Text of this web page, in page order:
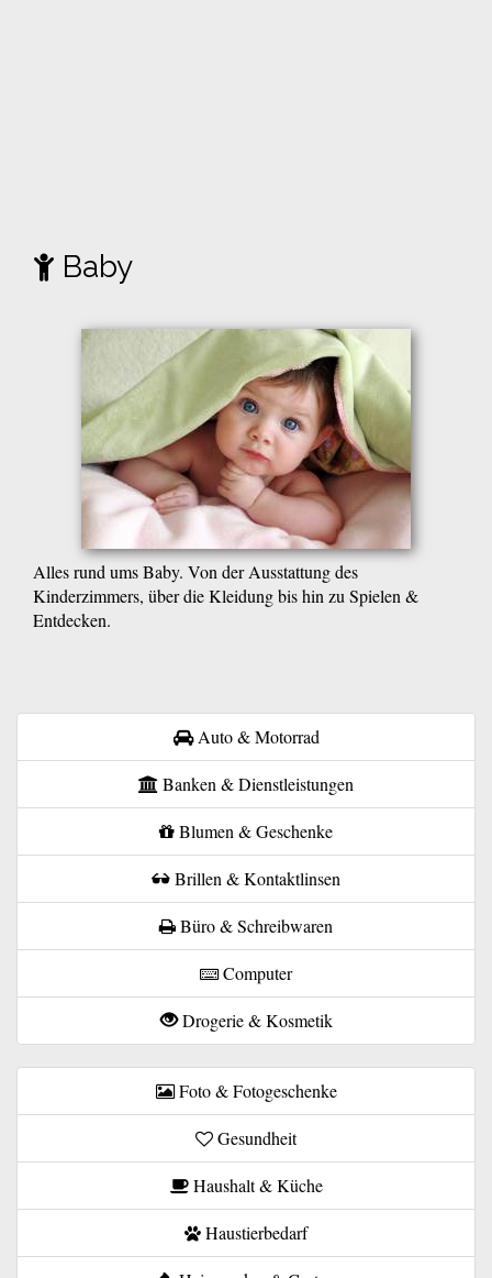
Baby
Alles rund ums Baby. Von der Ausstattung des
Kinderzimmers, über die Kleidung bis hin zu Spielen &
Entdecken.
Auto & Motorrad
Banken & Dienstleistungen
Blumen & Geschenke
Brillen & Kontaktlinsen
Büro & Schreibwaren
Computer
Drogerie & Kosmetik
Foto & Fotogeschenke
Gesundheit
Haushalt & Küche
Haustierbedarf